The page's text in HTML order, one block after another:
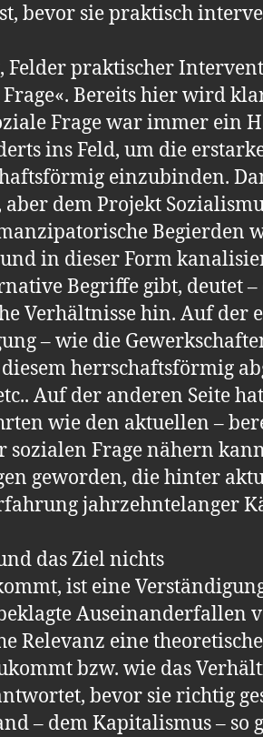
bevor sie praktisch
praktischer
Bereits hier wird
Frage war immer ein
ins Feld, um die
einzubinden.
dem Projekt
Begierden
in dieser Form
Begriffe gibt, deutet –
Verhältnisse hin. Auf der
– wie die
herrschaftsförmig
Auf der anderen Seite
wie den aktuellen –
sozialen Frage nähern
geworden, die hinter
jahrzehntelanger
das Ziel nichts
ist eine
Auseinanderfallen
Relevanz eine
bzw. wie das
bevor sie richtig
– dem Kapitalismus – so